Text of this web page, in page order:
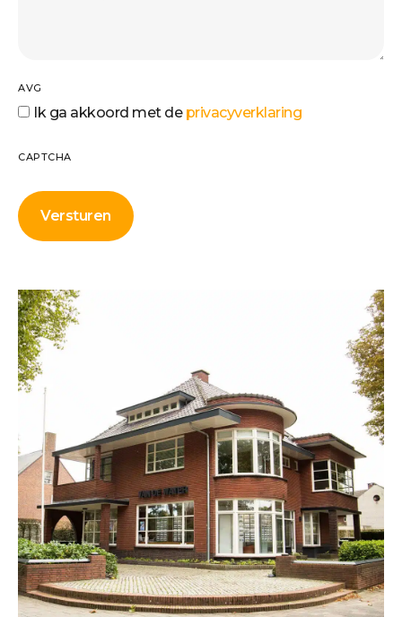
AVG
Ik ga akkoord met de privacyverklaring
CAPTCHA